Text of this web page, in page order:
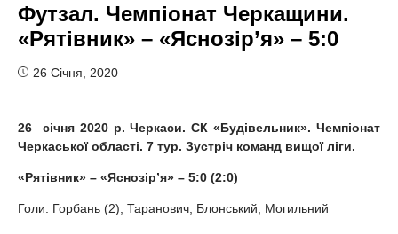
Футзал. Чемпіонат Черкащини.
«Рятівник» – «Яснозір’я» – 5:0
26 Січня, 2020
26 січня 2020 р. Черкаси. СК «Будівельник». Чемпіонат
Черкаської області. 7 тур. Зустріч команд вищої ліги.
«Рятівник» – «Яснозір’я» – 5:0 (2:0)
Голи: Горбань (2), Таранович, Блонський, Могильний